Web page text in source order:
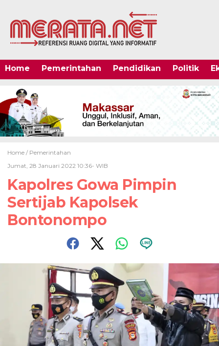
Home Pemerintahan Pendidikan Politik
Home / Pemerintahan
Jumat, 28 Januari 2022 10:36- WIB
Kapolres Gowa Pimpin
Sertijab Kapolsek
Bontonompo